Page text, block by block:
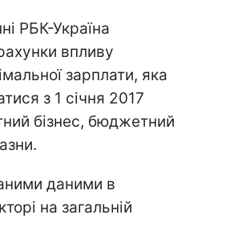
РБК-Україна
впливу
зарплати, яка
з 1 січня 2017
бізнес, бюджетний
даними в
на загальній